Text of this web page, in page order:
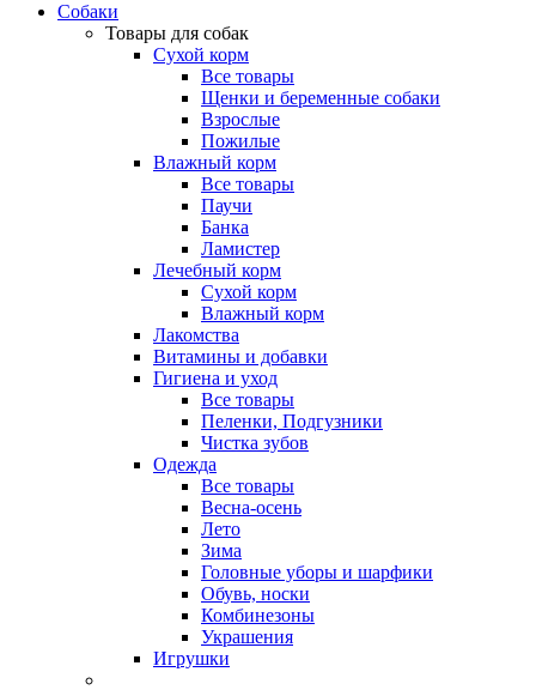
Собаки
Товары для собак
Сухой корм
Все товары
Щенки и беременные собаки
Взрослые
Пожилые
Влажный корм
Все товары
Паучи
Банка
Ламистер
Лечебный корм
Сухой корм
Влажный корм
Лакомства
Витамины и добавки
Гигиена и уход
Все товары
Пеленки, Подгузники
Чистка зубов
Одежда
Все товары
Весна-осень
Лето
Зима
Головные уборы и шарфики
Обувь, носки
Комбинезоны
Украшения
Игрушки